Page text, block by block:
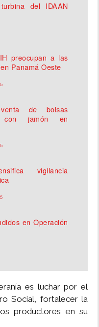
del IDAAN
preocupan a las
Panamá Oeste
de bolsas
con jamón en
vigilancia
en Operación
es luchar por el
Social, fortalecer la
productores en su